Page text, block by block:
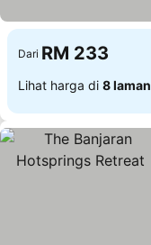
Dari RM 233
Lihat harga di 8 laman